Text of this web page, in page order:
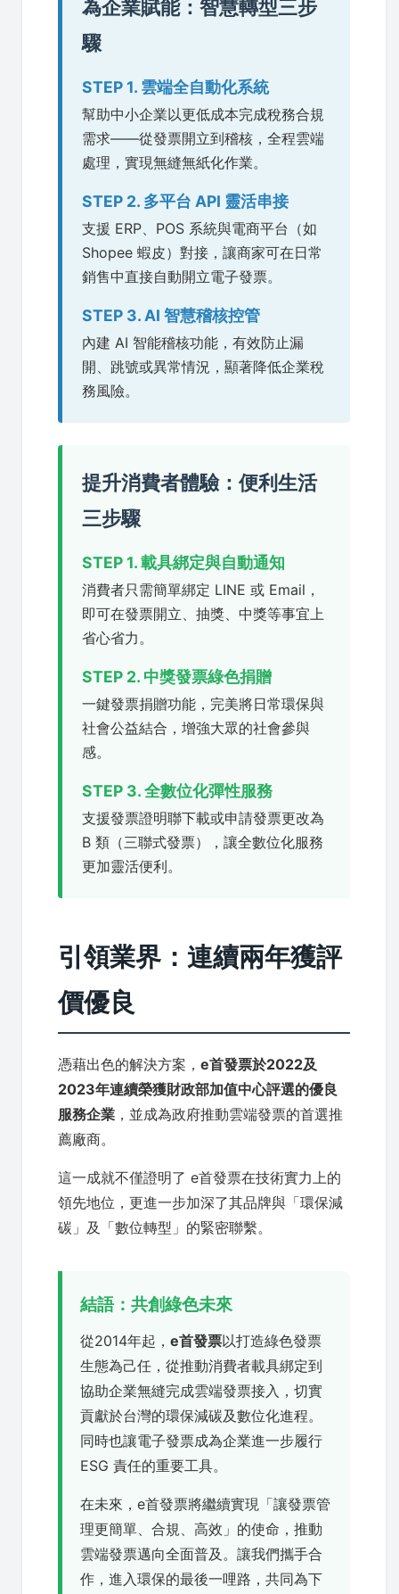
為企業賦能：智慧轉型三步
驟
STEP 1. 雲端全自動化系統
幫助中小企業以更低成本完成稅務合規
需求——從發票開立到稽核，全程雲端
處理，實現無縫無紙化作業。
STEP 2. 多平台 API 靈活串接
支援 ERP、POS 系統與電商平台（如
Shopee 蝦皮）對接，讓商家可在日常
銷售中直接自動開立電子發票。
STEP 3. AI 智慧稽核控管
內建 AI 智能稽核功能，有效防止漏
開、跳號或異常情況，顯著降低企業稅
務風險。
提升消費者體驗：便利生活
三步驟
STEP 1. 載具綁定與自動通知
消費者只需簡單綁定 LINE 或 Email，
即可在發票開立、抽獎、中獎等事宜上
省心省力。
STEP 2. 中獎發票綠色捐贈
一鍵發票捐贈功能，完美將日常環保與
社會公益結合，增強大眾的社會參與
感。
STEP 3. 全數位化彈性服務
支援發票證明聯下載或申請發票更改為
B 類（三聯式發票），讓全數位化服務
更加靈活便利。
引領業界：連續兩年獲評
價優良
憑藉出色的解決方案， e首發票於2022及
2023年連續榮獲財政部加值中心評選的優良
服務企業 ，並成為政府推動雲端發票的首選推
薦廠商。
這一成就不僅證明了 e首發票在技術實力上的
領先地位，更進一步加深了其品牌與「環保減
碳」及「數位轉型」的緊密聯繫。
結語：共創綠色未來
從2014年起， e首發票以打造綠色發票
生態為己任，從推動消費者載具綁定到
協助企業無縫完成雲端發票接入，切實
貢獻於台灣的環保減碳及數位化進程。
同時也讓電子發票成為企業進一步履行
ESG 責任的重要工具。
在未來，e首發票將繼續實現「讓發票管
理更簡單、合規、高效」的使命，推動
雲端發票邁向全面普及。讓我們攜手合
作，進入環保的最後一哩路，共同為下